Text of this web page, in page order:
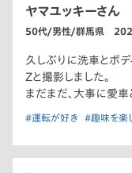
ヤマユッキーさん
50代/男性/群馬県
久しぶりに洗車とボデ
Zと撮影しました。
まだまだ、大事に愛車
#運転が好き #趣味を楽